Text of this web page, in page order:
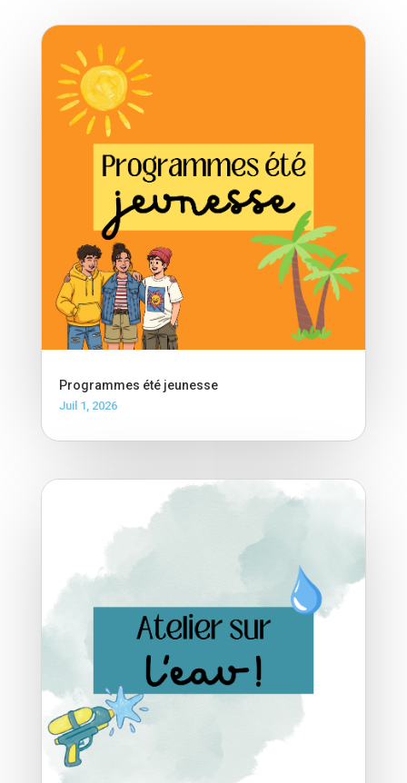
Programmes été jeunesse
Juil 1, 2026